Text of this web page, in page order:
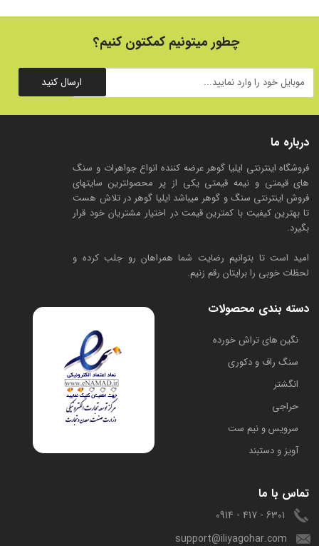
درباره ما
فروشگاه اینترنتی ایلیا گوهر عرضه کننده انواع جواهرات و سنگ
های قیمتی و نیمه قیمتی یکی از پر محصولترین سایتهای
فروش اینترنتی سنگ و گوهر میباشد ایلیا گوهر در تلاش هست
تا بهترین کیفیت با کمترین قیمت در اختیار مشتریان خود قرار
بگیرد.
امید است تا بتوانیم رضایت شما همراهان رو جلب کرده و
لحظات خوبی را برایتان رقم زنیم.
دسته بندی محصولات
​نگین های تراش خورده
سنگ راف و دکوری
انگشتر
حراجی
سرویس و نیم ست
آویز و دستبند
تماس با ما
6301 - 417 - 0914
support@iliyagohar.com
چطور میتونیم کمکتون کنیم؟
ارسال کنید